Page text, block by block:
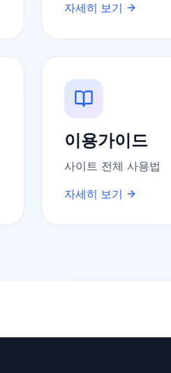
자세히 보기
이용가이드
사이트 전체 사용법
자세히 보기